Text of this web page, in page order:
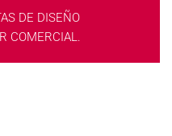
DE DISEÑO
COMERCIAL.